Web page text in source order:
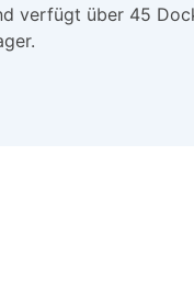
verfügt über 45